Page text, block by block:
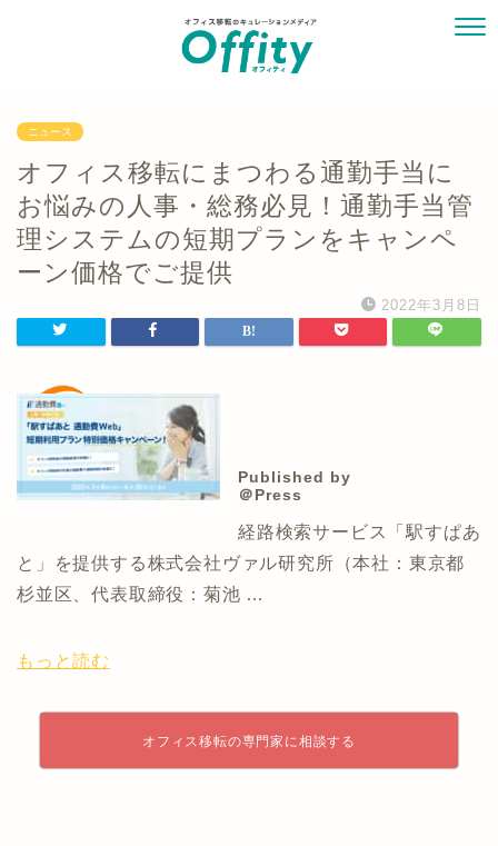
ニュース
オフィス移転にまつわる通勤手当に
お悩みの人事・総務必見！通勤手当管
理システムの短期プランをキャンペ
ーン価格でご提供
2022年3月8日
Published by
＠Press
経路検索サービス「駅すぱあ
と」を提供する株式会社ヴァル研究所（本社：東京都
杉並区、代表取締役：菊池 …
もっと読む
オフィス移転の専門家に相談する